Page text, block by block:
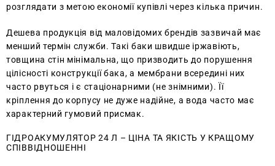
розглядати з метою економії купівлі через кілька причин.
Дешева продукція від маловідомих брендів зазвичай має
менший термін служби. Такі баки швидше іржавіють,
товщина стін мінімальна, що призводить до порушення
цілісності конструкції бака, а мембрани всередині них
часто рвуться і є стаціонарними (не знімними). Її
кріплення до корпусу не дуже надійне, а вода часто має
характерний гумовий присмак.
ГІДРОАКУМУЛЯТОР 24 Л – ЦІНА ТА ЯКІСТЬ У КРАЩОМУ
СПІВВІДНОШЕННІ